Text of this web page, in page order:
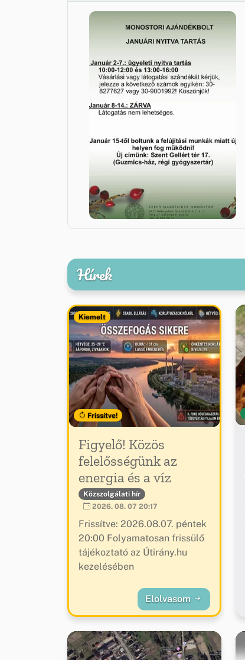
Hírek
Kiemelt
Frissítve!
Figyelő! Közös
felelősségünk az
energia és a víz
Közszolgálati hír
2026. 08. 07 20:17
Frissítve: 2026.08.07. péntek
20:00 Folyamatosan frissülő
tájékoztató az Útirány.hu
kezelésében
Elolvasom